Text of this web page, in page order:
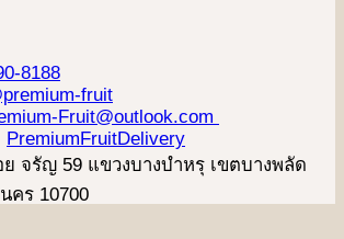
8188
fruit
Fruit@outlook.com
PremiumFruitDelivery
ย จรัญ 59 แขวงบางบำหรุ เขตบางพลัด
คร 10700